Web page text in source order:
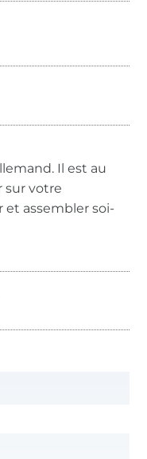
Il est au
sur votre
assembler soi-